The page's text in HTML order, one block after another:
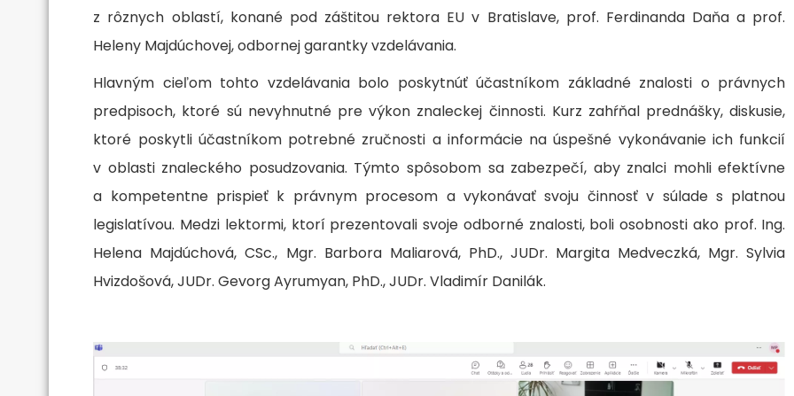
z rôznych oblastí, konané pod záštitou rektora EU v Bratislave, prof. Ferdinanda Daňa a prof.
Heleny Majdúchovej, odbornej garantky vzdelávania.
Hlavným cieľom tohto vzdelávania bolo poskytnúť účastníkom základné znalosti o právnych
predpisoch, ktoré sú nevyhnutné pre výkon znaleckej činnosti. Kurz zahŕňal prednášky, diskusie,
ktoré poskytli účastníkom potrebné zručnosti a informácie na úspešné vykonávanie ich funkcií
v oblasti znaleckého posudzovania. Týmto spôsobom sa zabezpečí, aby znalci mohli efektívne
a kompetentne prispieť k právnym procesom a vykonávať svoju činnosť v súlade s platnou
legislatívou. Medzi lektormi, ktorí prezentovali svoje odborné znalosti, boli osobnosti ako prof. Ing.
Helena Majdúchová, CSc., Mgr. Barbora Maliarová, PhD., JUDr. Margita Medveczká, Mgr. Sylvia
Hvizdošová, JUDr. Gevorg Ayrumyan, PhD., JUDr. Vladimír Danilák.